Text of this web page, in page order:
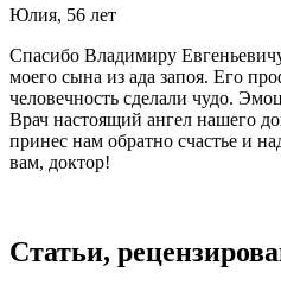
Юлия, 56 лет
Спасибо Владимиру
моего сына из ада запоя. Его
человечность сделали чудо.
Врач настоящий ангел нашего
принес нам обратно счастье и
вам, доктор!
Статьи,